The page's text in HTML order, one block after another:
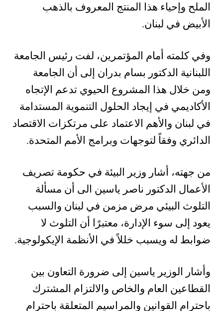
الملح وإحياء هذا المنتج المعروف بالذهب
الأبيض في لبنان.
وفي كلمته أمام المؤتمرين، لفت رئيس الجامعة
اللبنانية الدكتور بسام بدران إلى أن الجامعة
ومن خلال هذا المشروع الحيوي تدعم الإتجاه
الأكاديمي في إيجاد الحلول التنموية المستدامة
في لبنان والأهم الاعتماد على مرتكزات الاقتصاد
الدائري وفقاً لتوجهات وبرامج الأمم المتحدة.
من جهته، أشار وزير البيئة في حكومة تصريف
الأعمال الدكتور ناصر ياسين الى أن مسألة
التلوث البيئي مرض مزمن في لبنان والسبب
يعود إلى سوء الإدارة، معتبرًا أن التلوث لا
ضوابط له ويسبب خللاً في الأنظمة الإيكولوجية.
وأشار الوزير ياسين إلى ضرورة التعاون بين
القطاعين العام والخاص والالتزام المشترك
باحترام القوانين والمراسيم المتعلقة باحترام